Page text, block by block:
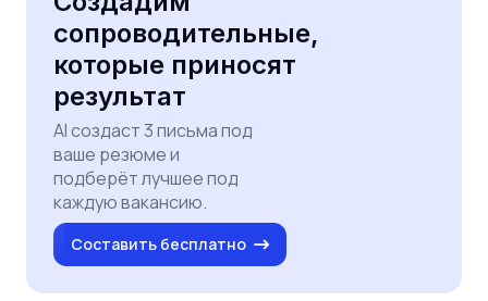
сопроводительные,
которые приносят
результат
AI создаст 3 письма под
ваше резюме и
подберёт лучшее под
каждую вакансию.
Составить бесплатно